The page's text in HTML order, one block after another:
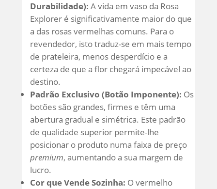
Durabilidade): A vida em vaso da Rosa
Explorer é significativamente maior do que
a das rosas vermelhas comuns. Para o
revendedor, isto traduz-se em mais tempo
de prateleira, menos desperdício e a
certeza de que a flor chegará impecável ao
destino.
Padrão Exclusivo (Botão Imponente): Os
botões são grandes, firmes e têm uma
abertura gradual e simétrica. Este padrão
de qualidade superior permite-lhe
posicionar o produto numa faixa de preço
premium, aumentando a sua margem de
lucro.
Cor que Vende Sozinha: O vermelho